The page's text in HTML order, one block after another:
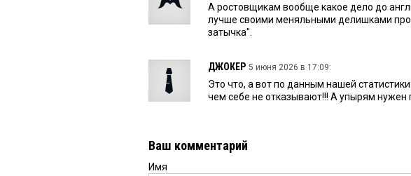
А ростовщикам вообще какое дело до
лучше своими меняльными делишками
затычка".
ДЖОКЕР 5 июня 2026 в 17:09:
Это что, а вот по данным нашей
чем себе не отказывают!!! А упырям нужен
Ваш комментарий
Имя